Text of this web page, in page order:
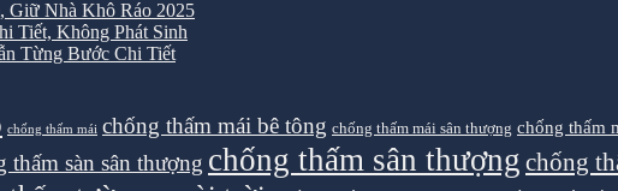
Giữ Nhà Khô Ráo 2025
Tiết, Không Phát Sinh
Từng Bước Chi Tiết
chống thấm mái chống thấm mái bê tông chống thấm mái sân thượng chống thấm
thấm sàn sân thượng chống thấm sân thượng chống